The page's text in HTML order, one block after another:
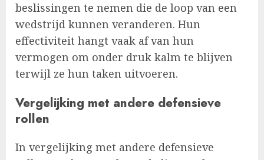
beslissingen te nemen die de loop van een
wedstrijd kunnen veranderen. Hun
effectiviteit hangt vaak af van hun
vermogen om onder druk kalm te blijven
terwijl ze hun taken uitvoeren.
Vergelijking met andere defensieve
rollen
In vergelijking met andere defensieve